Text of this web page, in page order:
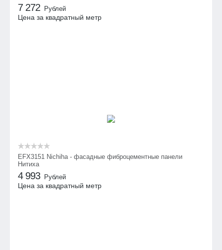
7 272 Рублей
Цена за квадратный метр
EFX3151 Nichiha - фасадные фиброцементные панели
Нитиха
4 993 Рублей
Цена за квадратный метр